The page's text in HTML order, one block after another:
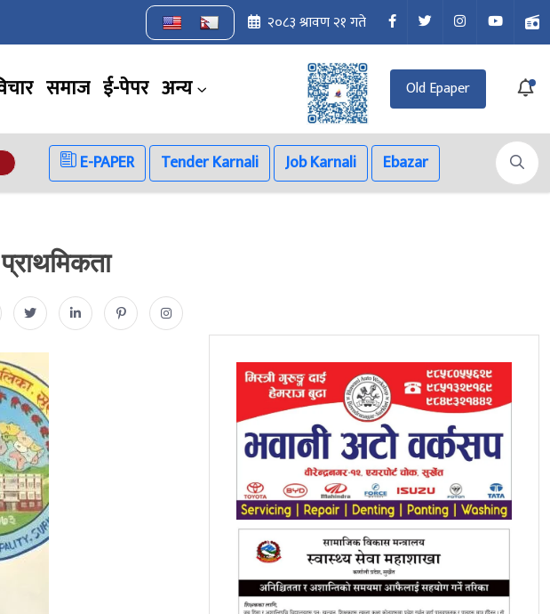
२०८३ श्रावण २१ गते
समाज ई-पेपर अन्य Old Epaper
E-PAPER Tender Karnali Job Karnali Ebazar